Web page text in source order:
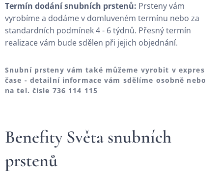
Termín dodání snubních prstenů: Prsteny vám
vyrobíme a dodáme v domluveném termínu nebo za
standardních podmínek 4 - 6 týdnů. Přesný termín
realizace vám bude sdělen při jejich objednání.
Snubní prsteny vám také můžeme vyrobit v expres
čase - detailní informace vám sdělíme osobně nebo
na tel. čísle 736 114 115
Benefity Světa snubních
prstenů